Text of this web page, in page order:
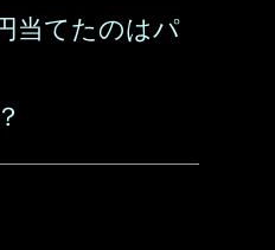
当てたのはパ